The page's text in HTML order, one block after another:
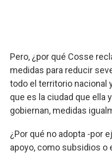
Pero, ¿por qué Cosse
medidas para reducir
todo el territorio nacional
que es la ciudad que ella
gobiernan, medidas
¿Por qué no adopta -por
apoyo, como subsidios o